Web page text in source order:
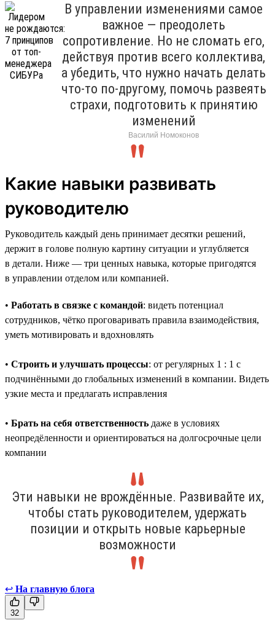
В управлении изменениями самое
важное — преодолеть
сопротивление. Но не сломать его,
действуя против всего коллектива,
а убедить, что нужно начать делать
что-то по-другому, помочь развеять
страхи, подготовить к принятию
изменений
Василий Номоконов
Какие навыки развивать
руководителю
Руководитель каждый день принимает десятки решений,
держит в голове полную картину ситуации и углубляется
в детали. Ниже — три ценных навыка, которые пригодятся
в управлении отделом или компанией.
• Работать в связке с командой: видеть потенциал
сотрудников, чётко проговаривать правила взаимодействия,
уметь мотивировать и вдохновлять
• Строить и улучшать процессы: от регулярных 1 : 1 с
подчинёнными до глобальных изменений в компании. Видеть
узкие места и предлагать исправления
• Брать на себя ответственность даже в условиях
неопредёленности и ориентироваться на долгосрочные цели
компании
Эти навыки не врождённые. Развивайте их,
чтобы стать руководителем, удержать
позиции и открыть новые карьерные
возможности
↩ На главную блога
32